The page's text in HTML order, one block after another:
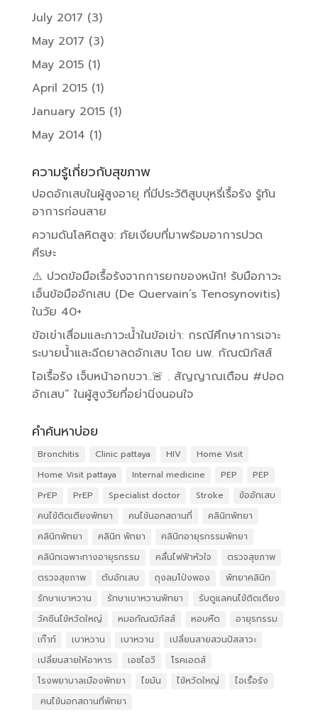
July 2017 (3)
May 2017 (3)
May 2015(1)
April 2015(1)
January 2015(1)
May 2014 (1)
ความรู้เกี่ยวกับสุขภาพ
ปอดอักเสบในผู้สูงอายุ ที่มีประวัติสูบบุหรี่เรื้อรัง รู้ทัน
อาการก่อนสาย
ความดันโลหิตสูง: ภัยเงียบที่มาพร้อมอาการปวด
ศีรษะ
⚠️ ปวดข้อมือเรื้อรังจากการยกของหนัก! รับมือภาวะ
เอ็นข้อมืออักเสบ (De Quervain’s Tenosynovitis)
ในวัย 40+
ข้อเข่าเสื่อมและภาวะน้ำในข้อเข่า: กรณีศึกษาการเจาะ
ระบายน้ำและฉีดยาลดอักเสบ โดย นพ. กัณฒิภัสส์
ไอเรื้อรัง เจ็บหน้าอกขวา..🚨 . สัญญาณเตือน #ปอด
อักเสบ” ในผู้สูงวัยที่อย่านิ่งนอนใจ
คำค้นหาบ่อย
Bronchitis Clinic pattaya HIV
Home Visit
Home Visit pattaya
Internal medicine PEP
PEP
PrEP
PrEP Specialist doctor Stroke
ข้ออักเสบ
คนไข้ติดเตียงพัทยา
คนไข้นอกสถานที่
คลินิกพัทยา
คลินิกพัทยา
คลินิก พัทยา
คลินิกอายุรกรรมพัทยา
คลินิกเฉพาะทางอายุรกรรม
คลื่นไฟฟ้าหัวใจ
ตรวจสุขภาพ
ตรวจสุขภาพ
ตับอักเสบ ถุงลมโป่งพอง
พัทยาคลินิก
รักษาเบาหวาน
รักษาเบาหวานพัทยา
รับดูแลคนไข้ติดเตียง
วัคซีนไข้หวัดใหญ่
หมอกัณฒิภัสส์ หอบหืด
อายุรกรรม
เก๊าท์
เบาหวาน เบาหวาน
เปลี่ยนสายสวนปัสสาวะ
เปลี่ยนสายให้อาหาร
เอชไอวี
โรคเอดส์
โรงพยาบาลเมืองพัทยา
ไขมัน ไข้หวัดใหญ่
ไอเรื้อรัง
​ คนไข้นอกสถานที่พัทยา